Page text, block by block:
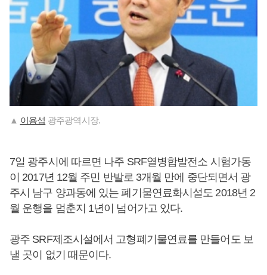
▲ 이용섭 광주광역시장.
7일 광주시에 따르면 나주 SRF열병합발전소 시험가동
이 2017년 12월 주민 반발로 3개월 만에 중단되면서 광
주시 남구 양과동에 있는 폐기물연료화시설도 2018년 2
월 운행을 멈춘지 1년이 넘어가고 있다.
광주 SRF제조시설에서 고형폐기물연료를 만들어도 보
낼 곳이 없기 때문이다.